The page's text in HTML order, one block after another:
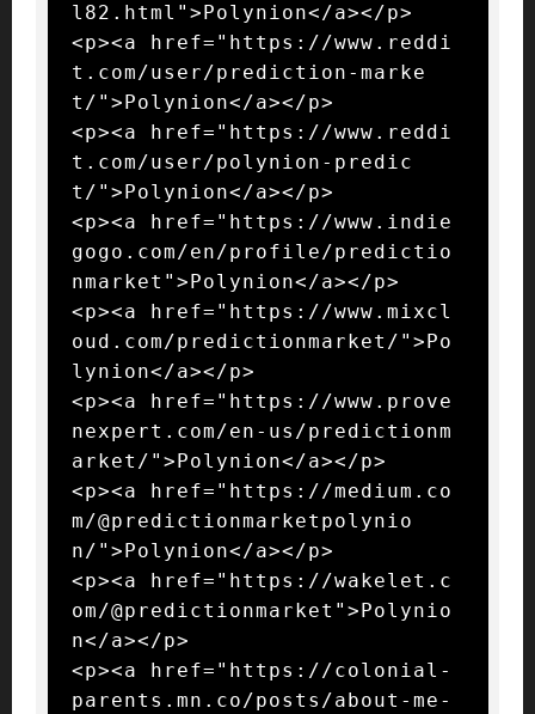
l82.html">Polynion</a></p>
<p><a href="https://www.reddi
t.com/user/prediction-marke
t/">Polynion</a></p>
<p><a href="https://www.reddi
t.com/user/polynion-predic
t/">Polynion</a></p>
<p><a href="https://www.indie
gogo.com/en/profile/predictio
nmarket">Polynion</a></p>
<p><a href="https://www.mixcl
oud.com/predictionmarket/">Po
lynion</a></p>
<p><a href="https://www.prove
nexpert.com/en-us/predictionm
arket/">Polynion</a></p>
<p><a href="https://medium.co
m/@predictionmarketpolynio
n/">Polynion</a></p>
<p><a href="https://wakelet.c
om/@predictionmarket">Polynio
n</a></p>
<p><a href="https://colonial-
parents.mn.co/posts/about-me-